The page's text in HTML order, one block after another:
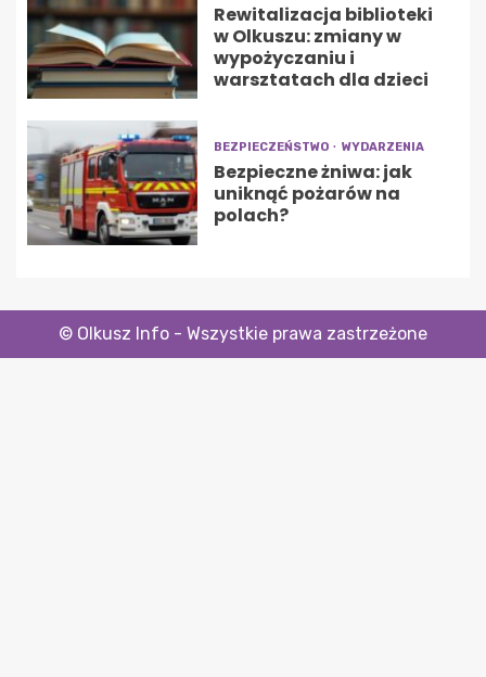
Rewitalizacja biblioteki
w Olkuszu: zmiany w
wypożyczaniu i
warsztatach dla dzieci
BEZPIECZEŃSTWO WYDARZENIA
Bezpieczne żniwa: jak
uniknąć pożarów na
polach?
© Olkusz Info - Wszystkie prawa zastrzeżone